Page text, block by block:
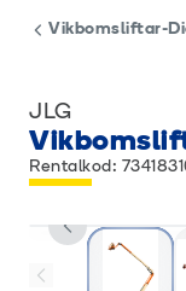
Vikbomsliftar-
JLG
Rentalkod: